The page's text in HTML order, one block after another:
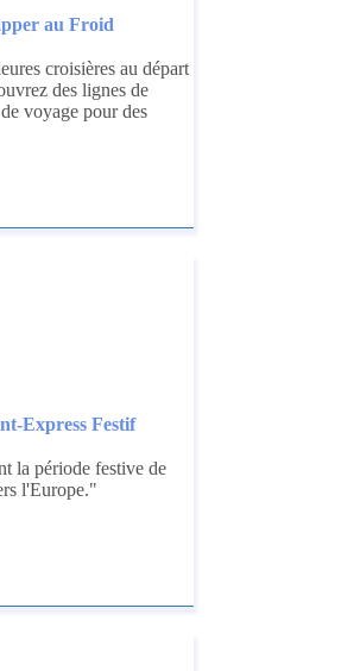
au Froid
croisières au départ
des lignes de
voyage pour des
Express Festif
la période festive de
l'Europe."